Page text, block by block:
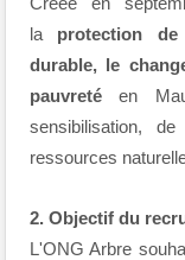
la protection de
durable, le
pauvreté en
sensibilisation,
ressources
2. Objectif du
L'ONG Arbre